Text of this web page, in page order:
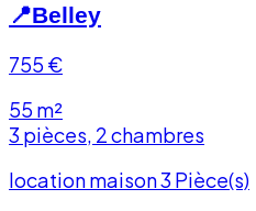
📍Belley
755 €
55 m²
3 pièces, 2 chambres
location maison 3 Pièce(s)